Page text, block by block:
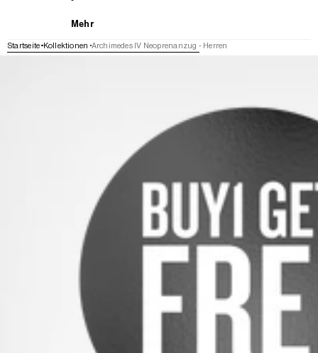
Mehr
Startseite Kollektionen Archimedes IV Neoprenanzug - Herren
WEITER ZU DEN PRODUKTINFORMATIONEN